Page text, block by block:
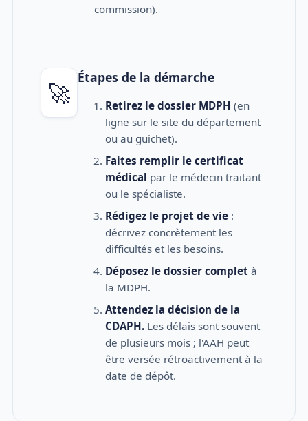
commission).
🚀
Étapes de la démarche
Retirez le dossier MDPH (en
ligne sur le site du département
ou au guichet).
Faites remplir le certificat
médical par le médecin traitant
ou le spécialiste.
Rédigez le projet de vie :
décrivez concrètement les
difficultés et les besoins.
Déposez le dossier complet à
la MDPH.
Attendez la décision de la
CDAPH. Les délais sont souvent
de plusieurs mois ; l'AAH peut
être versée rétroactivement à la
date de dépôt.